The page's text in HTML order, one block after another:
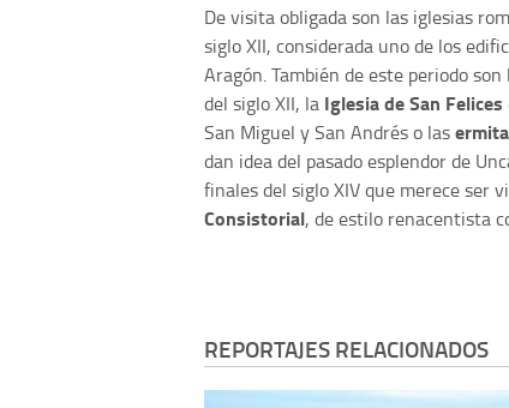
De visita obligada son las iglesias
siglo XII, considerada uno de los
Aragón. También de este periodo son
del siglo XII, la Iglesia de San Felices
San Miguel y San Andrés o las
dan idea del pasado esplendor de
finales del siglo XIV que merece ser
Consistorial, de estilo renacentista
REPORTAJES RELACIONADOS